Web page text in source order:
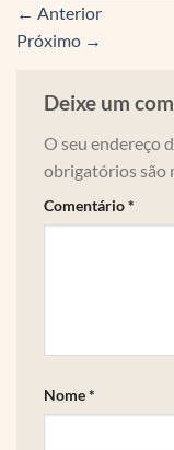
← Anterior
Próximo →
Deixe um
O seu endereço
obrigatórios são
Comentário*
Nome*